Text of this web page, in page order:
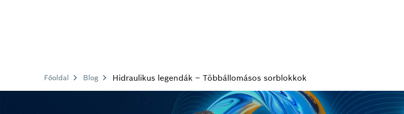
Főoldal Blog Hidraulikus legendák – Többállomásos sorblokkok